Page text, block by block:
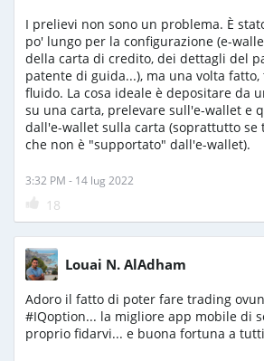
I prelievi non sono un problema. È
po' lungo per la configurazione (e-
della carta di credito, dei dettagli del
patente di guida...), ma una volta
fluido. La cosa ideale è depositare da
su una carta, prelevare sull'e-wallet e
dall'e-wallet sulla carta (soprattutto se
che non è "supportato" dall'e-wallet).
3:32 PM - 14 lug 2022
18
Louai N. AlAdham
Adoro il fatto di poter fare trading
#IQoption... la migliore app mobile di
proprio fidarvi... e buona fortuna a